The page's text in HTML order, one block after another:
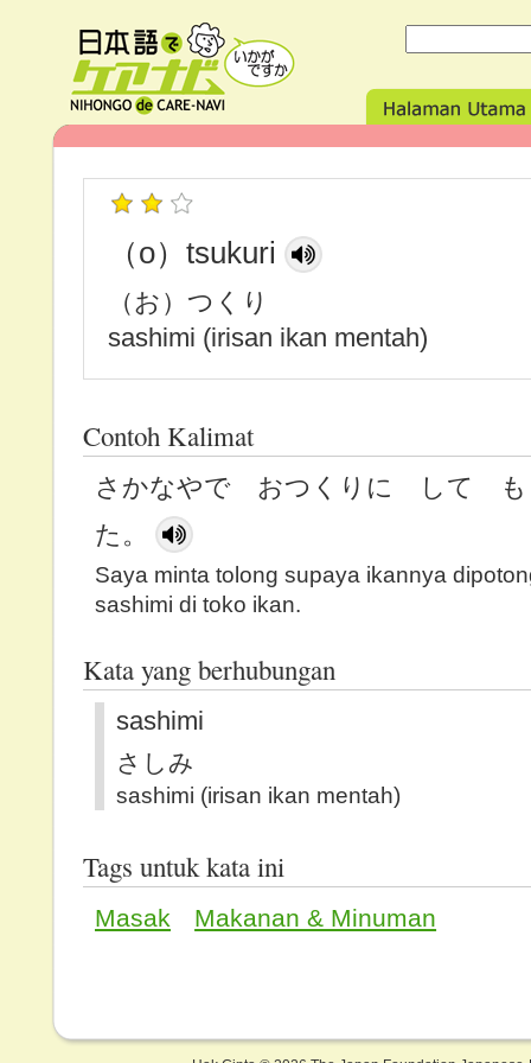
（o）tsukuri
（お）つくり
sashimi (irisan ikan mentah)
Contoh Kalimat
さかなやで おつくりに して も
た。
Saya minta tolong supaya ikannya
sashimi di toko ikan.
Kata yang berhubungan
sashimi
さしみ
sashimi (irisan ikan mentah)
Tags untuk kata ini
Masak Makanan & Minuman